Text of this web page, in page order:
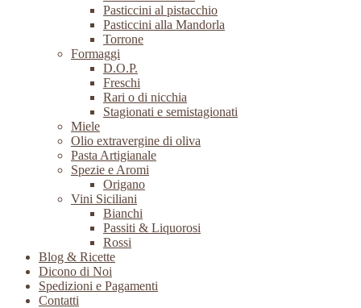
Pasticcini al pistacchio
Pasticcini alla Mandorla
Torrone
Formaggi
D.O.P.
Freschi
Rari o di nicchia
Stagionati e semistagionati
Miele
Olio extravergine di oliva
Pasta Artigianale
Spezie e Aromi
Origano
Vini Siciliani
Bianchi
Passiti & Liquorosi
Rossi
Blog & Ricette
Dicono di Noi
Spedizioni e Pagamenti
Contatti